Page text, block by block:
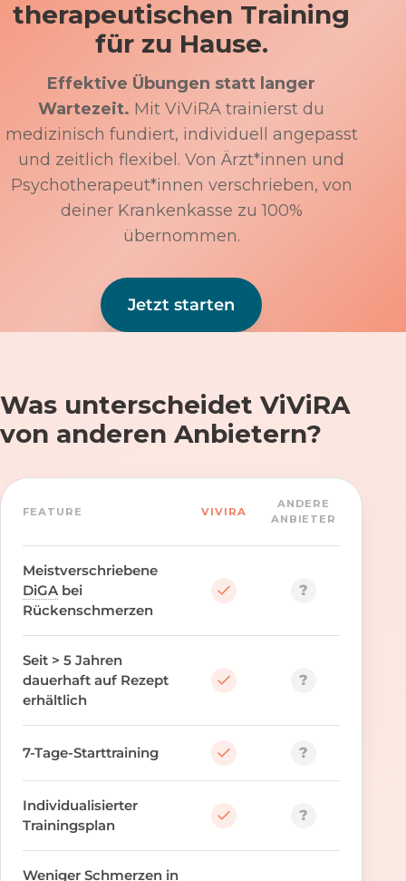
therapeutischen Training
für zu Hause.
Effektive Übungen statt langer
Wartezeit. Mit ViViRA trainierst du
medizinisch fundiert, individuell angepasst
und zeitlich flexibel. Von Ärzt*innen und
Psychotherapeut*innen verschrieben, von
deiner Krankenkasse zu 100%
übernommen.
Jetzt starten
Was unterscheidet ViViRA
von anderen Anbietern?
FEATURE VIVIRA
ANDERE
ANBIETER
Meistverschriebene
DiGA bei
Rückenschmerzen
?
Seit > 5 Jahren
dauerhaft auf Rezept
erhältlich
?
7-Tage-Starttraining ?
Individualisierter
Trainingsplan
?
Weniger Schmerzen in